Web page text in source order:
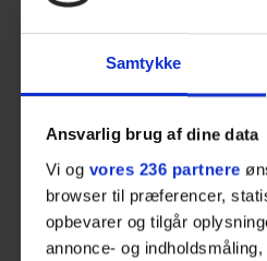
Samtykke
Ansvarlig brug af dine data
Vi og vores 236 partnere
browser til præferencer,
opbevarer og tilgår
annonce- og